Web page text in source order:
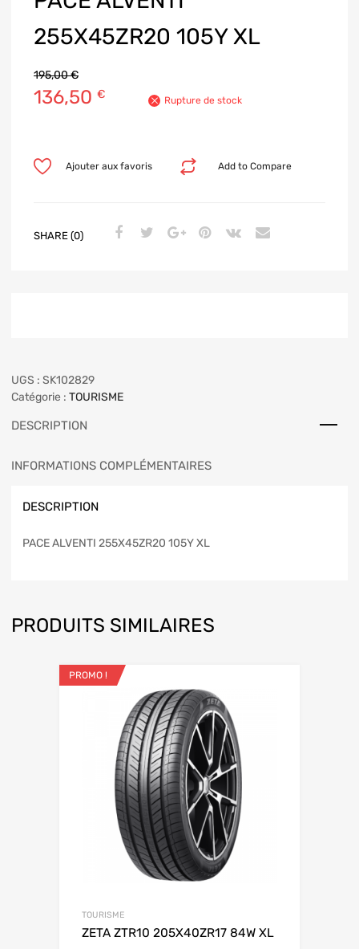
255X45ZR20 105Y XL
195,00€
136,50 € Rupture de stock
Add to Compare
Ajouter aux favoris
SHARE (0)
UGS : SK102829
Catégorie : TOURISME
DESCRIPTION
INFORMATIONS COMPLÉMENTAIRES
DESCRIPTION
PACE ALVENTI 255X45ZR20 105Y XL
PRODUITS SIMILAIRES
PROMO !
TOURISME
ZETA ZTR10 205X40ZR17 84W XL